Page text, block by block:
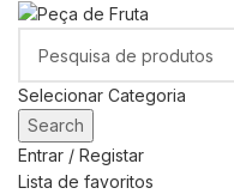
Selecionar Categoria
Search
Entrar / Registar
Lista de favoritos